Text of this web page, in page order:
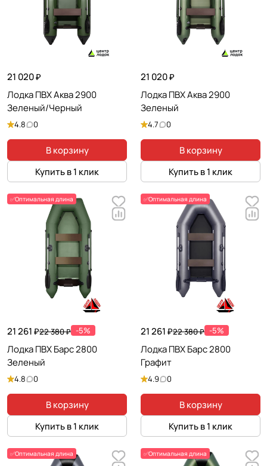
21 020 ₽
Лодка ПВХ Аква 2900
Зеленый/Черный
4.8 0
В корзину
Купить в 1 клик
21 020 ₽
Лодка ПВХ Аква 2900
Зеленый
4.7 0
В корзину
Купить в 1 клик
✅Оптимальная длина
21 261 ₽22 380 ₽ -5%
Лодка ПВХ Барс 2800
Зеленый
4.8 0
В корзину
Купить в 1 клик
✅Оптимальная длина
21 261 ₽22 380 ₽ -5%
Лодка ПВХ Барс 2800
Графит
4.9 0
В корзину
Купить в 1 клик
✅Оптимальная длина ✅Оптимальная длина